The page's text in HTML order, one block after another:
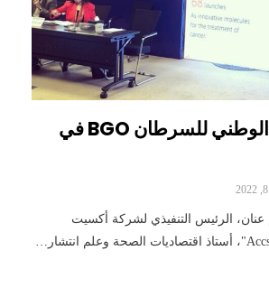
مؤتمر المعهد الوطني للسرطان BGO في
عنان، الرئيس التنفيذي لشركة أكسيت